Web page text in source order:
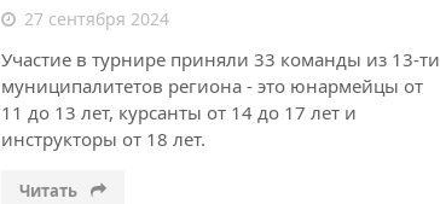
27 сентября 2024
Участие в турнире приняли 33 команды из 13-ти
муниципалитетов региона - это юнармейцы от
11 до 13 лет, курсанты от 14 до 17 лет и
инструкторы от 18 лет.
Читать